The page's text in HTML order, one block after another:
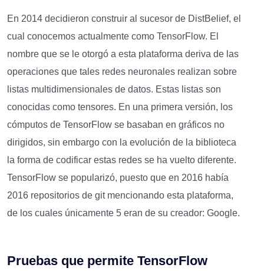
En 2014 decidieron construir al sucesor de DistBelief, el
cual conocemos actualmente como TensorFlow. El
nombre que se le otorgó a esta plataforma deriva de las
operaciones que tales redes neuronales realizan sobre
listas multidimensionales de datos. Estas listas son
conocidas como tensores. En una primera versión, los
cómputos de TensorFlow se basaban en gráficos no
dirigidos, sin embargo con la evolución de la biblioteca
la forma de codificar estas redes se ha vuelto diferente.
TensorFlow se popularizó, puesto que en 2016 había
2016 repositorios de git mencionando esta plataforma,
de los cuales únicamente 5 eran de su creador: Google.
Pruebas que permite TensorFlow